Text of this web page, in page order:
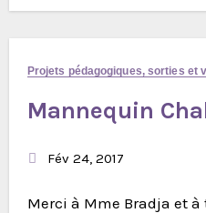
Projets pédagogiques, sorties et
Mannequin
Fév 24, 2017
Merci à Mme Bradja et à tous les